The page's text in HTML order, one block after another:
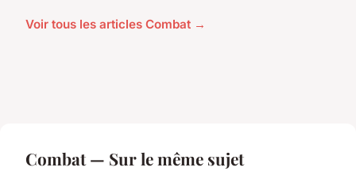
Voir tous les articles Combat →
Combat — Sur le même sujet